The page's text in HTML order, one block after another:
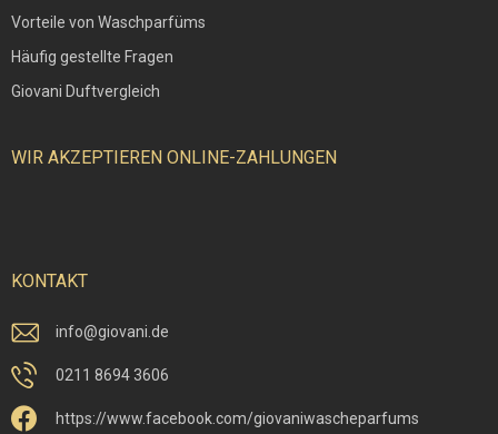
Vorteile von Waschparfüms
Häufig gestellte Fragen
Giovani Duftvergleich
WIR AKZEPTIEREN ONLINE-ZAHLUNGEN
KONTAKT
info@giovani.de
0211 8694 3606
https://www.facebook.com/giovaniwascheparfums